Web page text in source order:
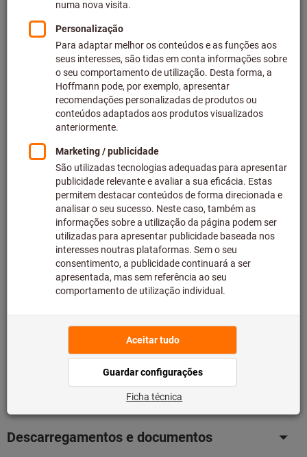
mais IVA à taxa atualPreços mais custos de entrega
Preços individuais para clientes empresariais após
sessão.
Quantidade
Prazo de entrega aprox.: 1-2 semanas Agência de expedição
Tenha em atenção o prazo de entrega e recomendação:
Efetuamos o pedido deste artigo diretamente ao
fabricante, uma vez que não faz parte da nossa gama
principal e, como tal, não temos em stock.
Adicionar à lista de desejos Partilhar artigo
Detalhes dos produtos
Descarregamentos e documentos